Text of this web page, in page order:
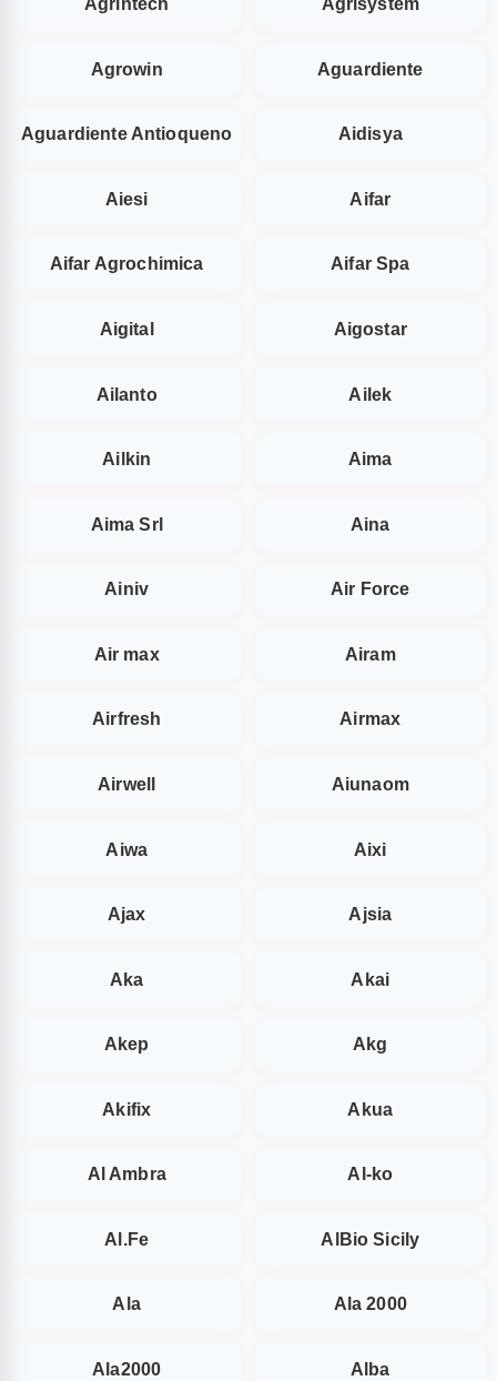
Agrintech Agrisystem
Agrowin Aguardiente
Aguardiente Antioqueno Aidisya
Aiesi Aifar
Aifar Agrochimica Aifar Spa
Aigital Aigostar
Ailanto Ailek
Ailkin Aima
Aima Srl Aina
Ainiv Air Force
Air max Airam
Airfresh Airmax
Airwell Aiunaom
Aiwa Aixi
Ajax Ajsia
Aka Akai
Akep Akg
Akifix Akua
Al Ambra Al-ko
Al.Fe AlBio Sicily
Ala Ala 2000
Ala2000 Alba